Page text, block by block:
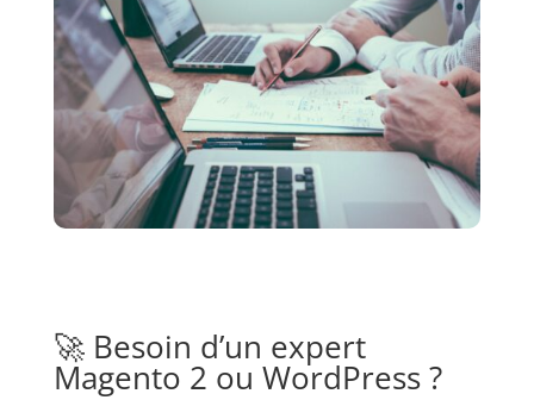
🚀 Besoin d’un expert
Magento 2 ou WordPress ?